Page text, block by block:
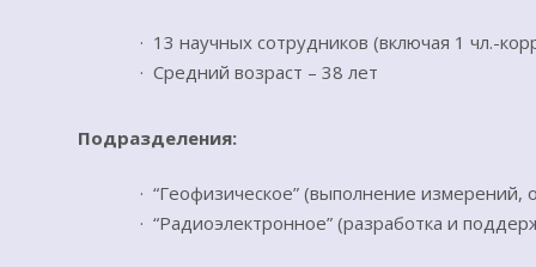
· 13 научных сотрудников (включая 1 чл.-
· Средний возраст – 38 лет
Подразделения:
· “Геофизическое” (выполнение
· “Радиоэлектронное” (разработка и